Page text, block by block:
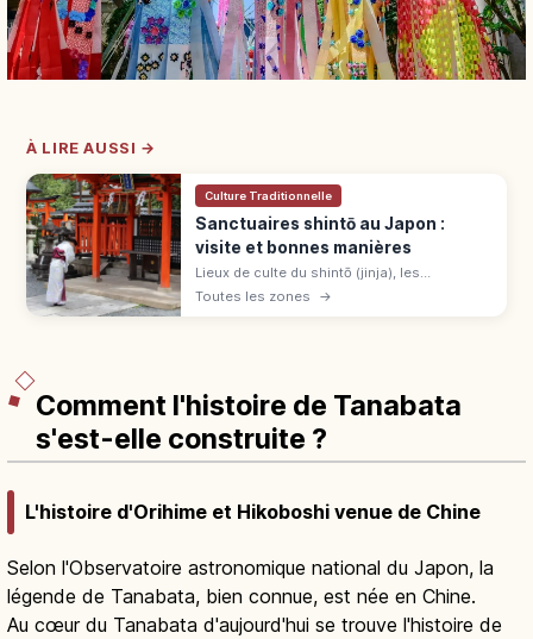
À LIRE AUSSI →
Culture Traditionnelle
Sanctuaires shintō au Japon :
visite et bonnes manières
Lieux de culte du shintō (jinja), les
sanctuaires japonais sont environ 80 000
Toutes les zones →
Comment l'histoire de Tanabata
s'est-elle construite ?
L'histoire d'Orihime et Hikoboshi venue de Chine
Selon l'Observatoire astronomique national du Japon, la
légende de Tanabata, bien connue, est née en Chine.
Au cœur du Tanabata d'aujourd'hui se trouve l'histoire de